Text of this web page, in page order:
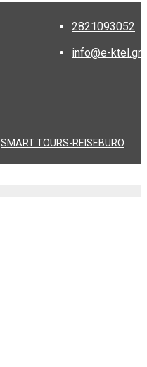
2821093052
info@e-ktel.gr
SMART TOURS-REISEBURO